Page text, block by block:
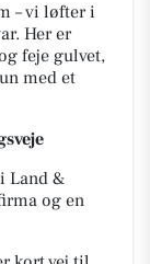
– vi løfter i
Her er
feje gulvet,
med et
Land &
og en